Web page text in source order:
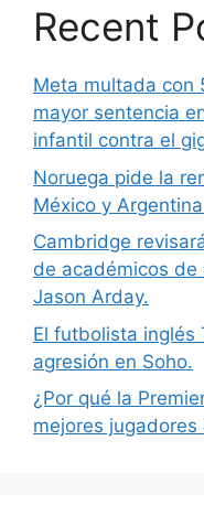
Recent
Meta multada con
mayor sentencia
infantil contra el
Noruega pide la
México y
Cambridge
de académicos
Jason Arday.
El futbolista inglés
agresión en Soho.
¿Por qué la
mejores jugadores